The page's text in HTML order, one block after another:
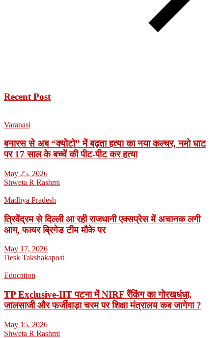
Recent Post
Varanasi
बनारस से अब “क्योटो” में बढ़ता हत्या का नया कल्चर, नमो घाट
पर 17 साल के बच्चें की पीट-पीट कर हत्या
May 25, 2026
Shweta R Rashmi
Madhya Pradesh
त्रिवेंद्रम से दिल्ली आ रही राजधानी एक्सप्रेस में अचानक लगी
आग, फायर ब्रिगेड टीम मौके पर
May 17, 2026
Desk Takshakapost
Education
TP Exclusive-IIT पटना में NIRF रैंकिंग का गोरखधंधा,
जालसाजी और फर्जीवाड़ा चरम पर शिक्षा मंत्रालय कब जागेगा ?
May 15, 2026
Shweta R Rashmi